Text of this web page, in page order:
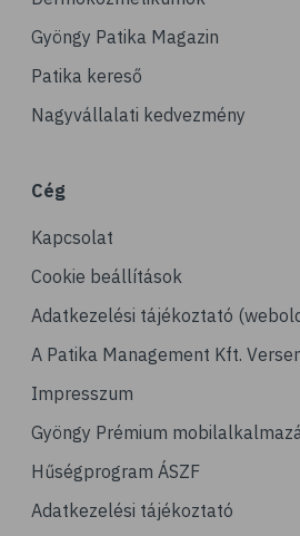
# ízületek
# porckopás
# csonttörés
# mozgásszervi problémák
# köszvény
# ínhüvelygyulladás
# tél
# vérnyomásmérés
# kardiológia
Gyöngy Patika Magazin
Patika kereső
Nagyvállalati kedvezmény
Cég
Kapcsolat
Cookie beállítások
Adatkezelési tájékoztató
A Patika Management Kft.
Impresszum
Gyöngy Prémium
Hűségprogram ÁSZF
Adatkezelési tájékoztató